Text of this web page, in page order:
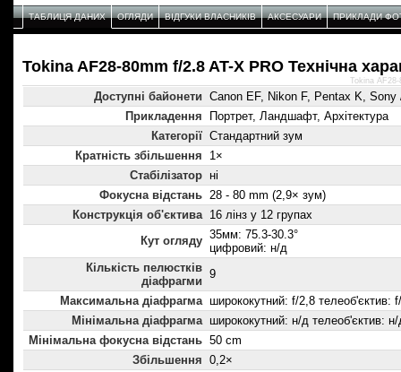
ТАБЛИЦЯ ДАНИХ ОГЛЯДИ ВІДГУКИ ВЛАСНИКІВ АКСЕСУАРИ ПРИКЛАДИ
Tokina AF28-80mm f/2.8 AT-X PRO Технічнa
Доступні байонети Canon EF, Nikon F, Pentax K, Sony
Прикладення
Портрет, Ландшафт, Архітектура
Категорії Стандартний зум
Кратність збільшення
1×
Стабілізатор ні
Фокусна відстань 28 - 80 mm (2,9× зум)
Конструкція об'єктива 16 лінз у 12 групах
Кут огляду 35мм: 75.3-30.3°
цифровий: н/д
Кількість пелюстків
діафрагми
9
Максимальна діафрагма ширококутний: f/2,8 телеоб'єктив:
Мінімальна діафрагма ширококутний: н/д телеоб'єктив:
Мінімальна фокусна відстань 50 cm
Збільшення 0,2×
Tokina AF28-